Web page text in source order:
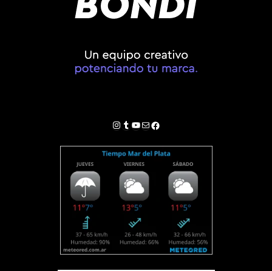
Instagram
Tumblr
YouTube
Correo electrónico
Facebook